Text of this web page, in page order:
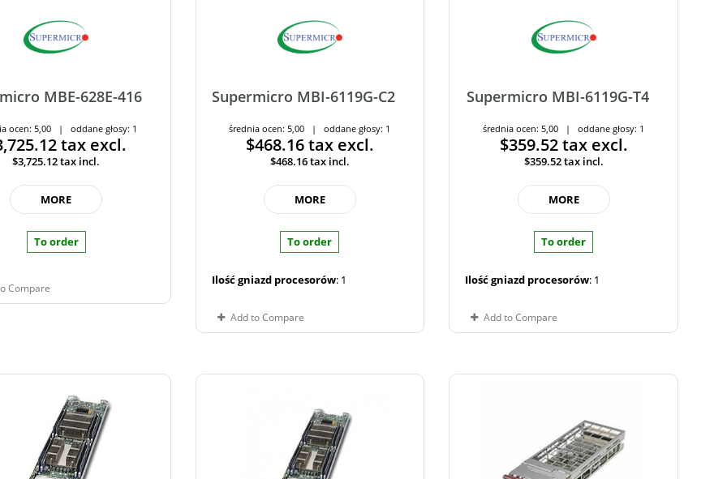
MBE-628E-416
ocen: 5,00 | oddane głosy: 1
tax excl.
$3,725.12tax incl.
MORE
To order
Compare
Supermicro MBI-6119G-C2
średnia ocen: 5,00 | oddane głosy: 1
$468.16tax excl.
$468.16tax incl.
MORE
To order
Ilość gniazd procesorów: 1
Add to Compare
Supermicro MBI-6119G-T4
średnia ocen: 5,00 | oddane głosy: 1
$359.52tax excl.
$359.52tax incl.
MORE
To order
Ilość gniazd procesorów: 1
Add to Compare